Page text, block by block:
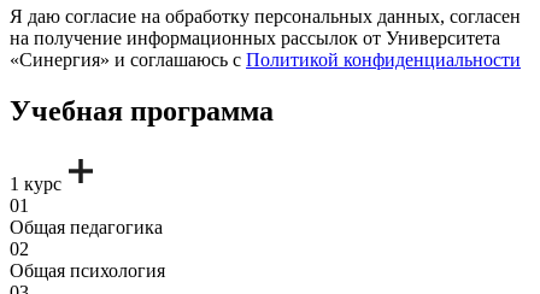
Я даю согласие на обработку персональных данных, согласен
на получение информационных рассылок от Университета
«Синергия» и соглашаюсь c Политикой конфиденциальности
Учебная программа
1 курс
01
Общая педагогика
02
Общая психология